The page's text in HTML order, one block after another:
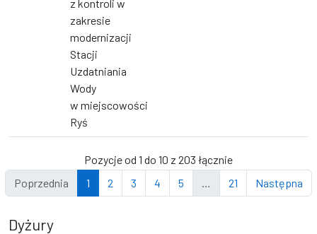
z kontroli w
zakresie
modernizacji
Stacji
Uzdatniania
Wody
w miejscowości
Ryś
Pozycje od 1 do 10 z 203 łącznie
Poprzednia
1 2 3 4 5 21 Następna
Dyżury